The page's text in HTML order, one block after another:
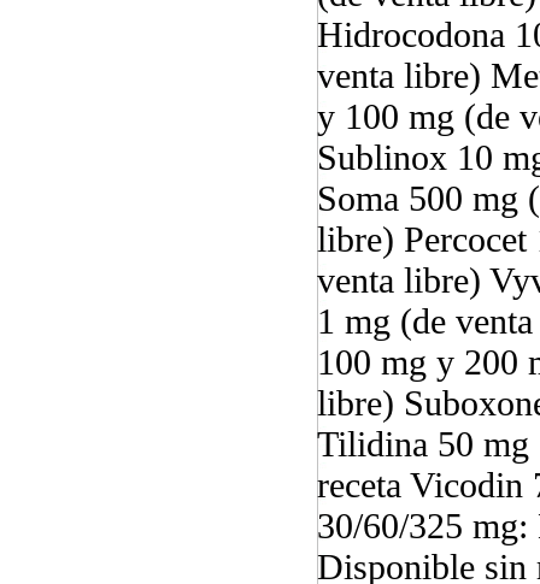
Hidrocodona
venta libre)
y 100 mg (de
Sublinox 10
Soma 500 mg
libre)
venta libre)
1 mg (de
100 mg y 200
libre)
Tilidina 50 mg
receta Vicodin
30/60/325
Disponible sin